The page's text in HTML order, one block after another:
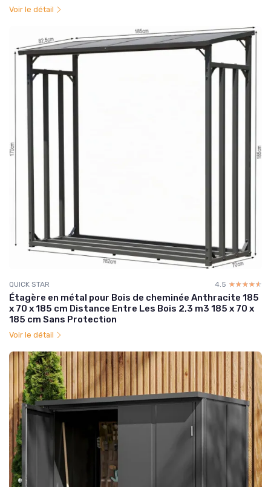
Voir le détail
QUICK STAR 4.5 ☆☆☆☆☆
★★★★★
Étagère en métal pour Bois de cheminée Anthracite 185
x 70 x 185 cm Distance Entre Les Bois 2,3 m3 185 x 70 x
185 cm Sans Protection
Voir le détail